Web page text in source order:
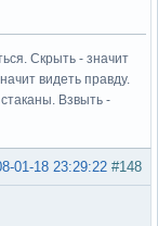
Скрыть - значит
видеть правду.
Взвыть -
#148
01-18 23:29:22